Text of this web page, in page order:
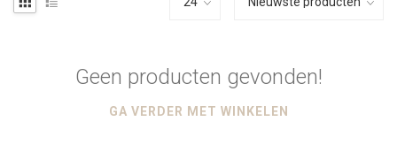
Geen producten gevonden!
GA VERDER MET WINKELEN